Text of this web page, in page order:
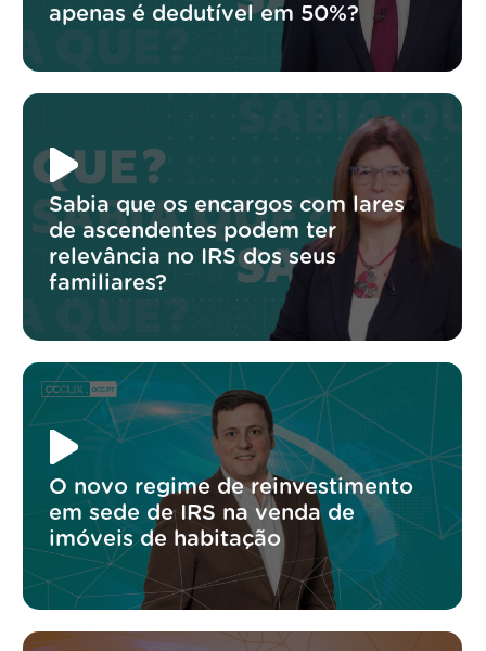
apenas é dedutível em 50%?
Sabia que os encargos com lares
de ascendentes podem ter
relevância no IRS dos seus
familiares?
O novo regime de reinvestimento
em sede de IRS na venda de
imóveis de habitação